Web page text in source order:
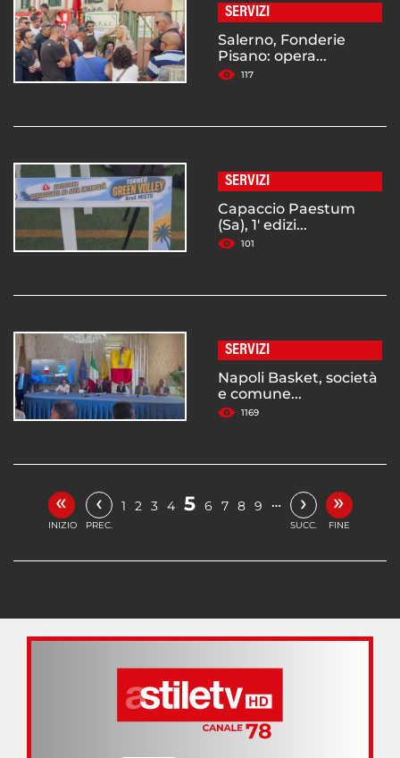
SERVIZI
Salerno, Fonderie
Pisano: opera...
117
SERVIZI
Capaccio Paestum
(Sa), 1' edizi...
101
SERVIZI
Napoli Basket, società
e comune...
1169
«
INIZIO
‹
PREC.
1 2 3 4 5 6 7 8 9 … ›
SUCC.
»
FINE